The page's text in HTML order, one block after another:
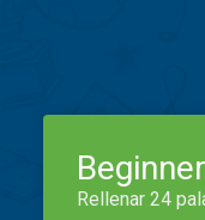
Beginner
Rellenar 24